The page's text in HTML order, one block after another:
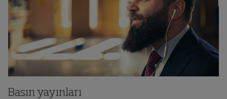
Basın yayınları